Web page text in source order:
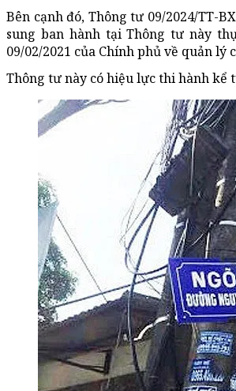
Bên cạnh đó, Thông tư 09/2024/TT-
sung ban hành tại Thông tư này
09/02/2021 của Chính phủ về quản
Thông tư này có hiệu lực thi hành kể